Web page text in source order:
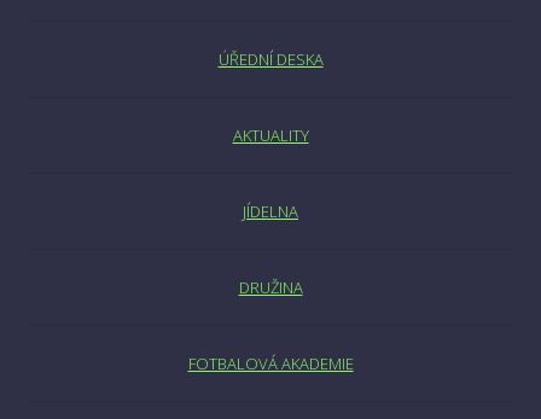
ÚŘEDNÍ DESKA
AKTUALITY
JÍDELNA
DRUŽINA
FOTBALOVÁ AKADEMIE